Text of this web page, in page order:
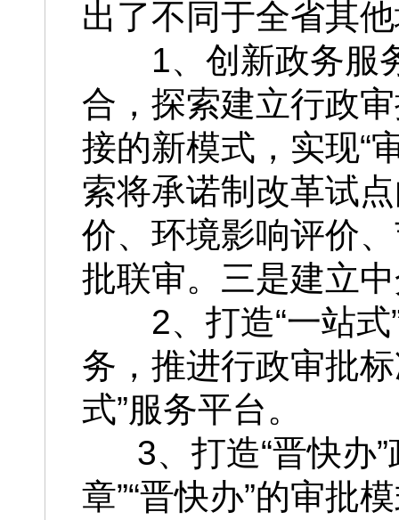
出了不同于全省其
1、创新政务服
合，探索建立行政
接的新模式，实现“
索将承诺制改革试
价、环境影响评价
批联审。三是建立
2、打造“一站
务，推进行政审批
式”服务平台。
3、打造“晋快办”
章”“晋快办”的审批